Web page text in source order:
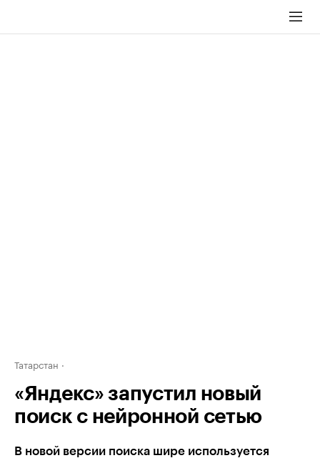
Татарстан
«Яндекс» запустил новый
поиск с нейронной сетью
В новой версии поиска шире используется